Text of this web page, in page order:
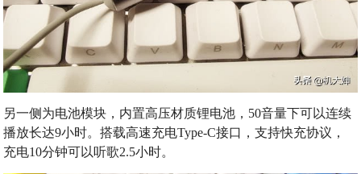
另一侧为电池模块，内置高压材质锂电池，50音量下可以连续
播放长达9小时。搭载高速充电Type-C接口，支持快充协议，
充电10分钟可以听歌2.5小时。